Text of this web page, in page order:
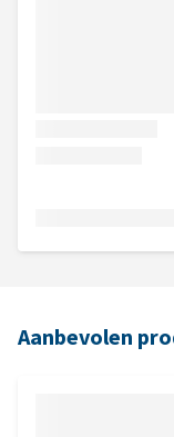
Aanbevolen